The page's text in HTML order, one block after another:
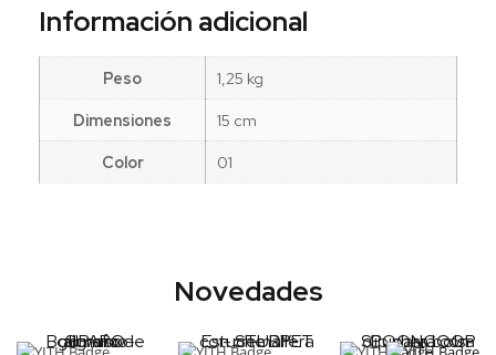
Información adicional
Peso
1,25 kg
Dimensiones
15 cm
Color
01
Novedades